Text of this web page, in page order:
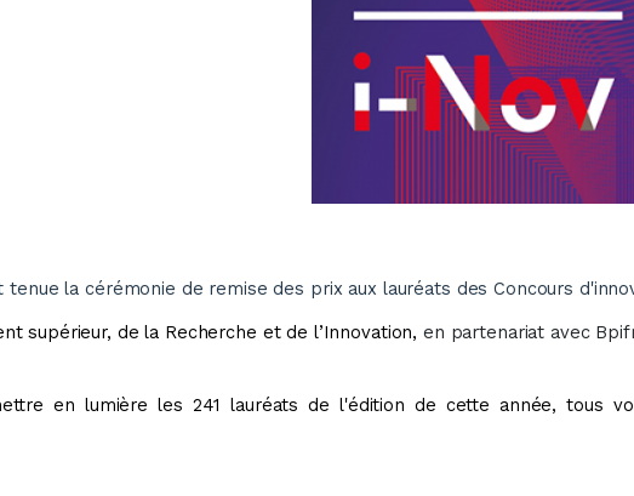
tenue la cérémonie de remise des prix aux lauréats des Concours
supérieur, de la Recherche et de l’Innovation, en partenariat avec
en lumière les 241 lauréats de l'édition de cette année, tous